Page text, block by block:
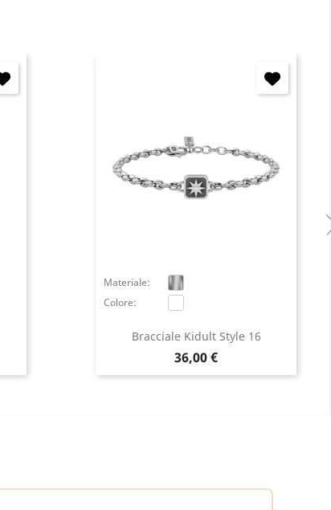
Bracciale Kidult Style 16
Prezzo
36,00 €
Materiale:
Colore: